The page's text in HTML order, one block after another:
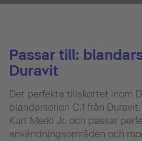
Passar till:
Duravit
Det perfekta tillskottet inom
blandarserien C.1 från
Kurt Merki Jr. och passar
användningsområden och